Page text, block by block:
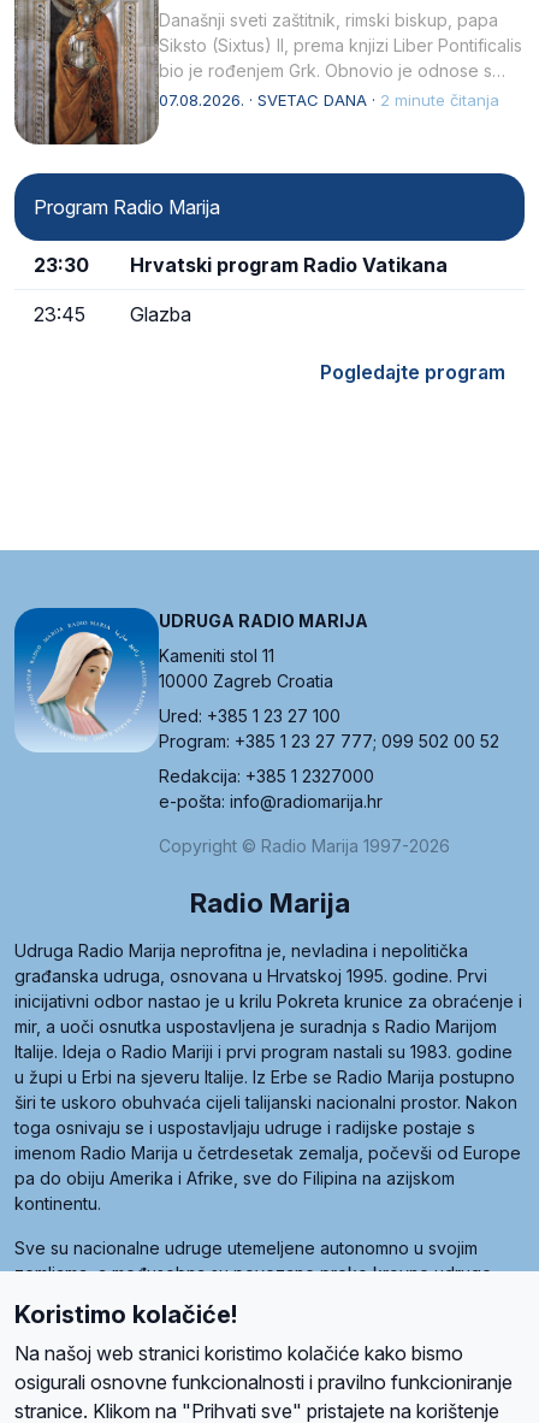
Današnji sveti zaštitnik, rimski biskup, papa
Siksto (Sixtus) II, prema knjizi Liber Pontificalis
bio je rođenjem Grk. Obnovio je odnose s
afričkim…
07.08.2026. · SVETAC DANA · 2 minute čitanja
Program Radio Marija
23:30 Hrvatski program Radio Vatikana
23:45 Glazba
Pogledajte program
UDRUGA RADIO MARIJA
Kameniti stol 11
10000 Zagreb Croatia
Ured: +385 1 23 27 100
Program: +385 1 23 27 777; 099 502 00 52
Redakcija: +385 1 2327000
e-pošta: info@radiomarija.hr
Copyright © Radio Marija 1997-2026
Radio Marija
Udruga Radio Marija neprofitna je, nevladina i nepolitička
građanska udruga, osnovana u Hrvatskoj 1995. godine. Prvi
inicijativni odbor nastao je u krilu Pokreta krunice za obraćenje i
mir, a uoči osnutka uspostavljena je suradnja s Radio Marijom
Italije. Ideja o Radio Mariji i prvi program nastali su 1983. godine
u župi u Erbi na sjeveru Italije. Iz Erbe se Radio Marija postupno
širi te uskoro obuhvaća cijeli talijanski nacionalni prostor. Nakon
toga osnivaju se i uspostavljaju udruge i radijske postaje s
imenom Radio Marija u četrdesetak zemalja, počevši od Europe
pa do obiju Amerika i Afrike, sve do Filipina na azijskom
kontinentu.
Sve su nacionalne udruge utemeljene autonomno u svojim
zemljama, a međusobna su povezane preko krovne udruge
Radio Maria). Svjetsku obitelj utemeljilo je sedam članica, među
kojima je i hrvatska Udruga Radio Marija.
Koristimo kolačiće!
Na našoj web stranici koristimo kolačiće kako bismo
osigurali osnovne funkcionalnosti i pravilno funkcioniranje
stranice. Klikom na "Prihvati sve" pristajete na korištenje